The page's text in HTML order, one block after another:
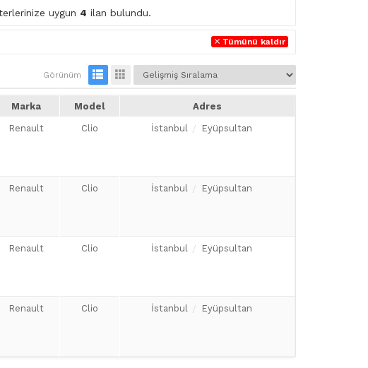
uygun 4 ilan bulundu.
Tümünü kaldır
Görünüm
Marka Model Adres
Renault Clio İstanbul Eyüpsultan
Renault Clio İstanbul Eyüpsultan
Renault Clio İstanbul Eyüpsultan
Renault Clio İstanbul Eyüpsultan